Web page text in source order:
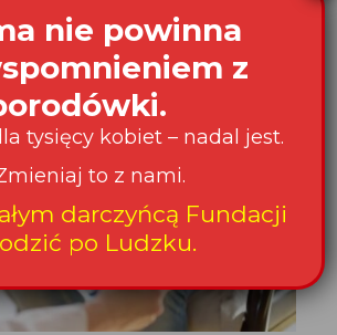
także:
nie powinna
z
tysięcy kobiet – nadal jest.
to z nami.
darczyńcą Fundacji
po Ludzku.